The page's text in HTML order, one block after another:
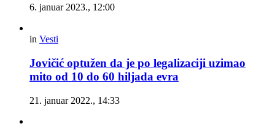
6. januar 2023., 12:00
in Vesti
Jovičić optužen da je po legalizaciji uzimao
mito od 10 do 60 hiljada evra
21. januar 2022., 14:33